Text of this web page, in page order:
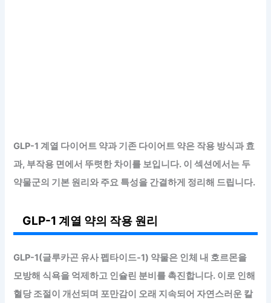
GLP-1 계열 다이어트 약과 기존 다이어트 약은 작용 방식과 효
과, 부작용 면에서 뚜렷한 차이를 보입니다. 이 섹션에서는 두
약물군의 기본 원리와 주요 특성을 간결하게 정리해 드립니다.
GLP-1 계열 약의 작용 원리
GLP-1(글루카곤 유사 펩타이드-1) 약물은 인체 내 호르몬을
모방해 식욕을 억제하고 인슐린 분비를 촉진합니다. 이로 인해
혈당 조절이 개선되며 포만감이 오래 지속되어 자연스러운 칼